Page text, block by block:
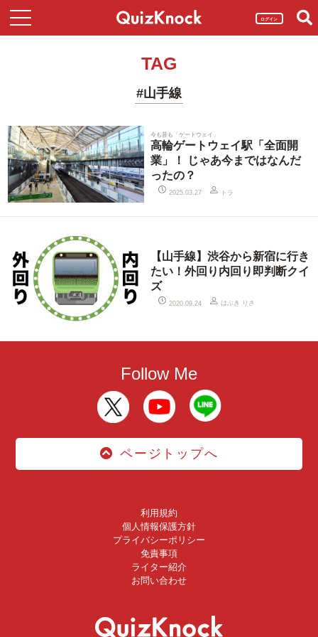
ログイン
TAG
#山手線
今も昔も「ゲートウェイ」
高輪ゲートウェイ駅「全面開
業」！ じゃあ今まではなんだ
ったの？
2025.03.27 トラ
【山手線】渋谷から新宿に行き
たい！外回り内回り即判断クイ
ズ
2020.09.24 はぶき りさ
Follow Me
ページトップへ
利用規約
個人情報保護方針
プライバシーポリシー
免責事項
ライター紹介
お問い合わせ